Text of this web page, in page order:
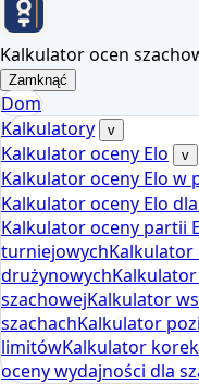
Kalkulator ocen
Zamknąć
Dom
Kalkulatory
v
Kalkulator oceny Elo v
Kalkulator oceny Elo w
Kalkulator oceny Elo
Kalkulator oceny partii
turniejowychKalkulator
drużynowych
szachowejKalkulator
szachachKalkulator
limitówKalkulator
oceny wydajności dla